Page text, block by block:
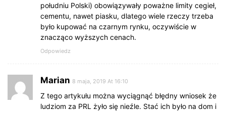
południu Polski) obowiązywały poważne limity cegieł,
cementu, nawet piasku, dlatego wiele rzeczy trzeba
było kupować na czarnym rynku, oczywiście w
znacząco wyższych cenach.
Odpowiedz
Marian 8 maja, 2019 At 16:10
Z tego artykułu można wyciągnąć błędny wniosek że
ludziom za PRL żyło się nieźle. Stać ich było na dom i